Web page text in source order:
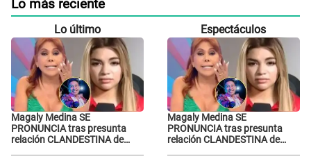
Lo más reciente
Lo último
Magaly Medina SE
PRONUNCIA tras presunta
relación CLANDESTINA de
Espectáculos
Magaly Medina SE
PRONUNCIA tras presunta
relación CLANDESTINA de